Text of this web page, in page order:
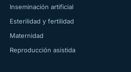
Inseminación artificial
Esterilidad y fertilidad
Maternidad
Reproducción asistida